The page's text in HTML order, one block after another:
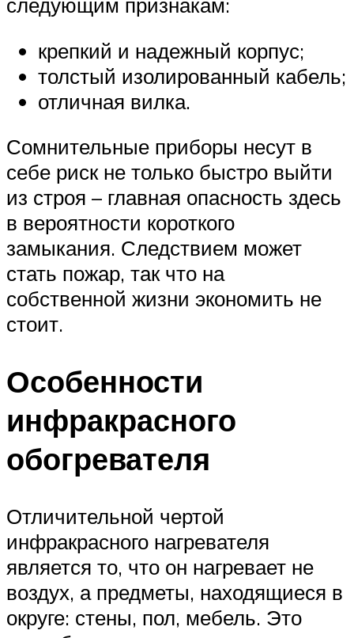
крепкий и надежный корпус;
толстый изолированный кабель;
отличная вилка.
Сомнительные приборы несут в
себе риск не только быстро выйти
из строя – главная опасность здесь
в вероятности короткого
замыкания. Следствием может
стать пожар, так что на
собственной жизни экономить не
стоит.
Особенности
инфракрасного
обогревателя
Отличительной чертой
инфракрасного нагревателя
является то, что он нагревает не
воздух, а предметы, находящиеся в
округе: стены, пол, мебель. Это